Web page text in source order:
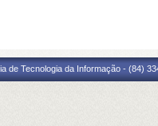
de Tecnologia da Informação - (84)